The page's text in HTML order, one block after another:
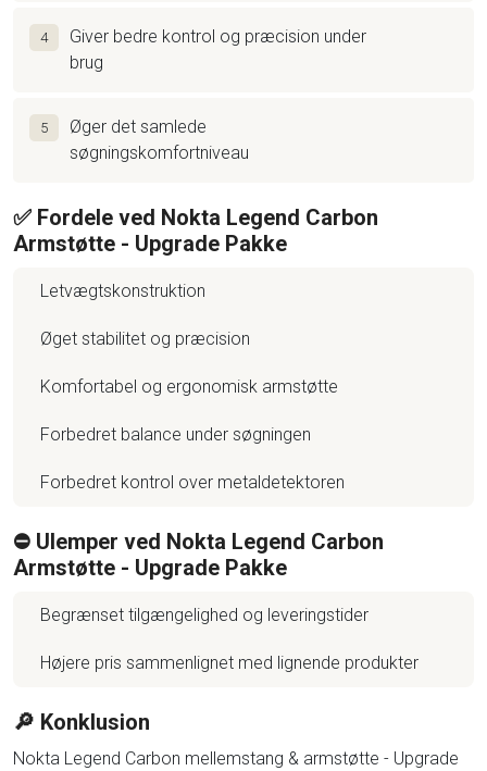
4
Giver bedre kontrol og præcision under
brug
5
Øger det samlede
søgningskomfortniveau
✅ Fordele ved Nokta Legend Carbon
Armstøtte - Upgrade Pakke
Letvægtskonstruktion
Øget stabilitet og præcision
Komfortabel og ergonomisk armstøtte
Forbedret balance under søgningen
Forbedret kontrol over metaldetektoren
⛔️ Ulemper ved Nokta Legend Carbon
Armstøtte - Upgrade Pakke
Begrænset tilgængelighed og leveringstider
Højere pris sammenlignet med lignende produkter
🔎 Konklusion
Nokta Legend Carbon mellemstang & armstøtte - Upgrade